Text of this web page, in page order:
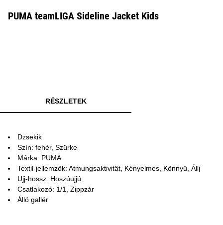
PUMA teamLIGA Sideline Jacket Kids
RÉSZLETEK
Dzsekik
Szín: fehér, Szürke
Márka: PUMA
Textil-jellemzők: Atmungsaktivität, Kényelmes, Könnyű, Állj
Ujj-hossz: Hoszúujjú
Csatlakozó: 1/1, Zippzár
Álló gallér